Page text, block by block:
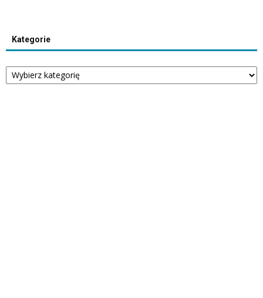
Kategorie
Kategorie